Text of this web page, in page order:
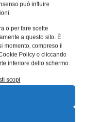
può influire
o per fare scelte
a questo sito. È
momento, compreso il
Policy o cliccando
inferiore dello schermo.
scopi